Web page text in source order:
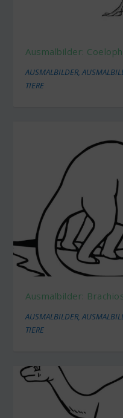
Ausmalbilder:
AUSMALBILDER,
TIERE
Ausmalbilder:
AUSMALBILDER,
TIERE